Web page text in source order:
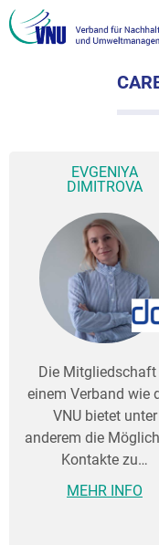
EVGENIYA
DIMITROVA
Die Mitgliedschaft
einem Verband wie
VNU bietet unter
anderem die
Kontakte zu…
MEHR INFO